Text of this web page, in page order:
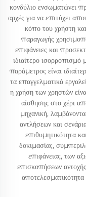
κονδύλιο ενσωματώνει
αρχές για να επιτύχει
κόπο του χρήστη και
παραγωγής
επιφάνειες και
ιδιαίτερο ισορροπισμό
παράμετρος είναι
τα επαγγελματικά
η χρήση των χρηστών
αίσθησης στο χέρι
μηχανική,
αντλήσεων και
επιθυμητικότητα
δοκιμασίας,
επιφάνειας, των
επισκοπήσεων
αποτελεσματικότητα